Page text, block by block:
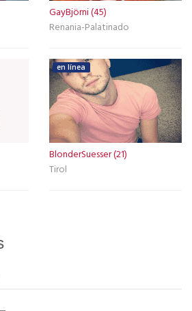
GayBjörni (45)
Renania-Palatinado
en línea
BlonderSuesser (21)
Tirol